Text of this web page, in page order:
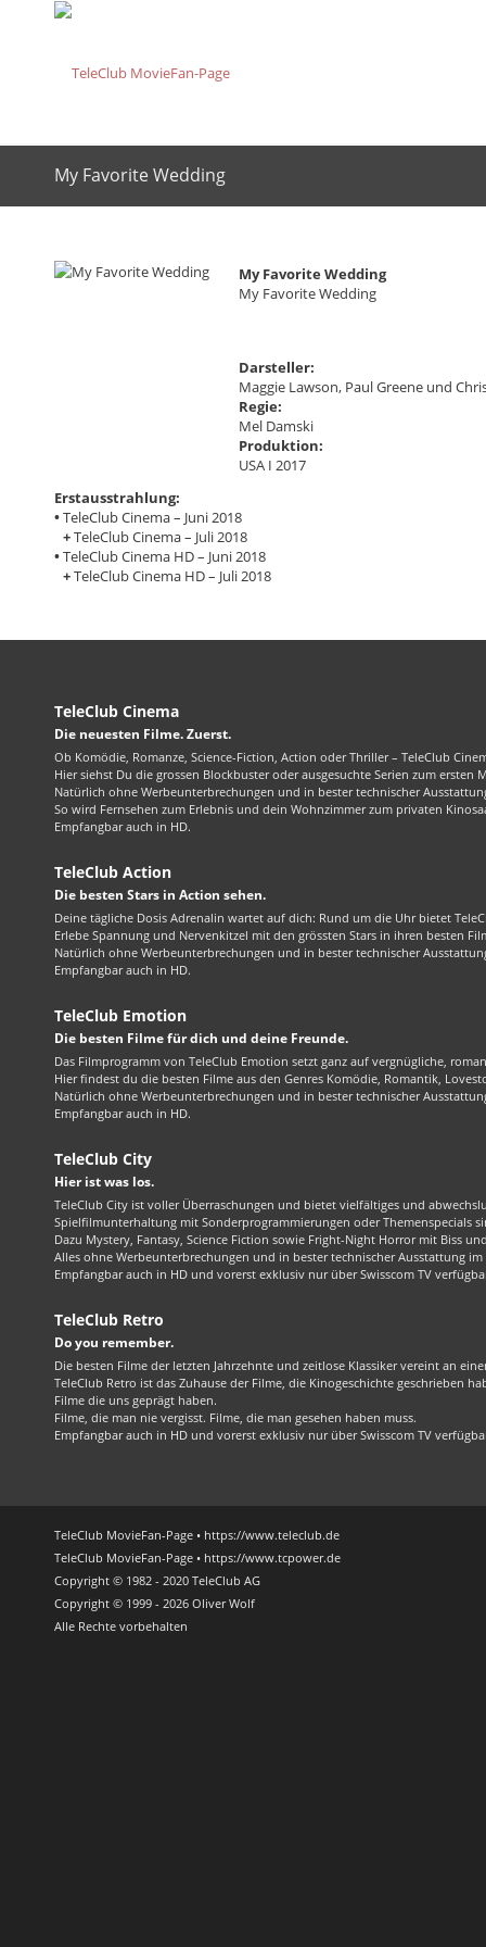
My Favorite Wedding
My Favorite Wedding
My Favorite Wedding
Darsteller:
Maggie Lawson, Paul Greene und
Regie:
Mel Damski
Produktion:
USA I 2017
Erstausstrahlung:
•TeleClub Cinema – Juni 2018
+TeleClub Cinema – Juli 2018
•TeleClub Cinema HD – Juni 2018
+TeleClub Cinema HD – Juli 2018
TeleClub Cinema
Die neuesten Filme. Zuerst.
Ob Komödie, Romanze, Science-Fiction, Action oder Thriller – TeleClub
Hier siehst Du die grossen Blockbuster oder ausgesuchte Serien zum ersten
Natürlich ohne Werbeunterbrechungen und in bester technischer
So wird Fernsehen zum Erlebnis und dein Wohnzimmer zum privaten
Empfangbar auch in HD.
TeleClub Action
Die besten Stars in Action sehen.
Deine tägliche Dosis Adrenalin wartet auf dich: Rund um die Uhr bietet
Erlebe Spannung und Nervenkitzel mit den grössten Stars in ihren besten
Natürlich ohne Werbeunterbrechungen und in bester technischer
Empfangbar auch in HD.
TeleClub Emotion
Die besten Filme für dich und deine Freunde.
Das Filmprogramm von TeleClub Emotion setzt ganz auf vergnügliche,
Hier findest du die besten Filme aus den Genres Komödie, Romantik,
Natürlich ohne Werbeunterbrechungen und in bester technischer
Empfangbar auch in HD.
TeleClub City
Hier ist was los.
TeleClub City ist voller Überraschungen und bietet vielfältiges und
Spielfilmunterhaltung mit Sonderprogrammierungen oder Themenspecials
Dazu Mystery, Fantasy, Science Fiction sowie Fright-Night Horror mit Biss
Alles ohne Werbeunterbrechungen und in bester technischer Ausstattung
Empfangbar auch in HD und vorerst exklusiv nur über Swisscom TV
TeleClub Retro
Do you remember.
Die besten Filme der letzten Jahrzehnte und zeitlose Klassiker vereint an
TeleClub Retro ist das Zuhause der Filme, die Kinogeschichte geschrieben
Filme die uns geprägt haben.
Filme, die man nie vergisst. Filme, die man gesehen haben muss.
Empfangbar auch in HD und vorerst exklusiv nur über Swisscom TV
TeleClub MovieFan-Page • https://www.teleclub.de
TeleClub MovieFan-Page • https://www.tcpower.de
Copyright © 1982 - 2020 TeleClub AG
Copyright © 1999 - 2026 Oliver Wolf
Alle Rechte vorbehalten